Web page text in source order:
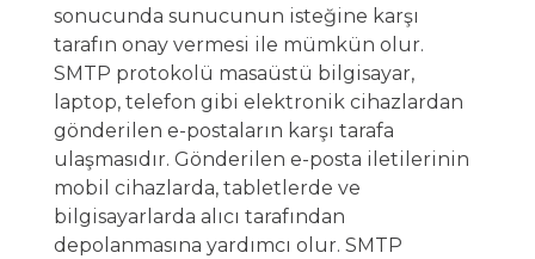
sonucunda sunucunun isteğine karşı
tarafın onay vermesi ile mümkün olur.
SMTP protokolü masaüstü bilgisayar,
laptop, telefon gibi elektronik cihazlardan
gönderilen e-postaların karşı tarafa
ulaşmasıdır. Gönderilen e-posta iletilerinin
mobil cihazlarda, tabletlerde ve
bilgisayarlarda alıcı tarafından
depolanmasına yardımcı olur. SMTP